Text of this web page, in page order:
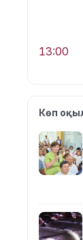
13:00
12:40
Көп